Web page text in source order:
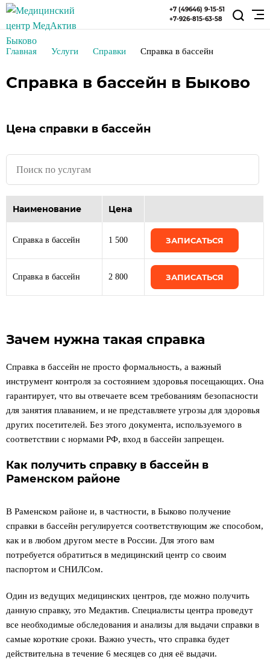
+7 (49646) 9-15-51
+7-926-815-63-58
Главная Услуги Справки Справка в бассейн
Справка в бассейн в Быково
Цена справки в бассейн
Наименование Цена
Справка в бассейн 1 500 ЗАПИСАТЬСЯ
Справка в бассейн 2 800 ЗАПИСАТЬСЯ
Зачем нужна такая справка
Справка в бассейн не просто формальность, а важный
инструмент контроля за состоянием здоровья посещающих. Она
гарантирует, что вы отвечаете всем требованиям безопасности
для занятия плаванием, и не представляете угрозы для здоровья
других посетителей. Без этого документа, используемого в
соответствии с нормами РФ, вход в бассейн запрещен.
Как получить справку в бассейн в
Раменском районе
В Раменском районе и, в частности, в Быково получение
справки в бассейн регулируется соответствующим же способом,
как и в любом другом месте в России. Для этого вам
потребуется обратиться в медицинский центр со своим
паспортом и СНИЛСом.
Один из ведущих медицинских центров, где можно получить
данную справку, это Медактив. Специалисты центра проведут
все необходимые обследования и анализы для выдачи справки в
самые короткие сроки. Важно учесть, что справка будет
действительна в течение 6 месяцев со дня её выдачи.